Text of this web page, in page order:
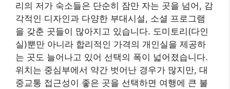
리의 저가 숙소들은 단순히 잠만 자는 곳을 넘어, 감
각적인 디자인과 다양한 부대시설, 소셜 프로그램
을 갖춘 곳들이 많아지고 있습니다. 도미토리(다인
실)뿐만 아니라 합리적인 가격의 개인실을 제공하
는 곳도 늘어나고 있어 선택의 폭이 넓어졌습니다.
위치는 중심부에서 약간 벗어난 경우가 많지만, 대
중교통 접근성이 좋은 곳을 선택하면 여행에 큰 불